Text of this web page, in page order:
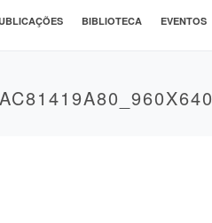
BIBLIOTECA EVENTOS